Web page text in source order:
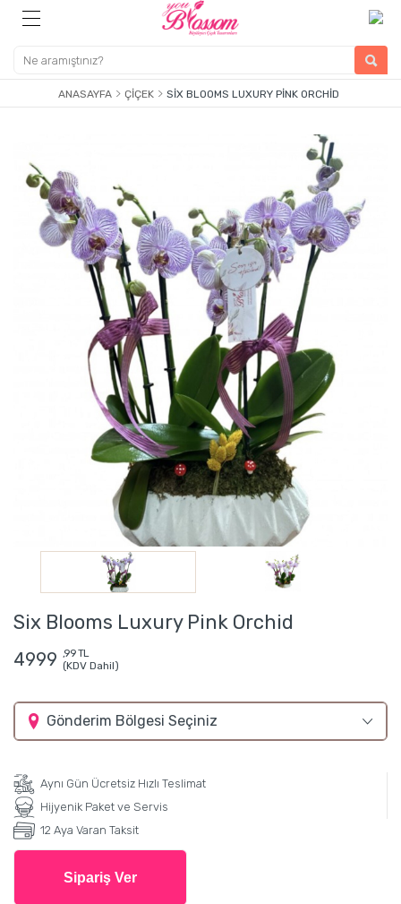
ANASAYFA ÇIÇEK SIX BLOOMS LUXURY PINK ORCHID
Six Blooms Luxury Pink Orchid
4999 ,99 TL
(KDV Dahil)
Gönderim Bölgesi Seçiniz
Aynı Gün Ücretsiz Hızlı Teslimat
Hijyenik Paket ve Servis
12 Aya Varan Taksit
Sipariş Ver